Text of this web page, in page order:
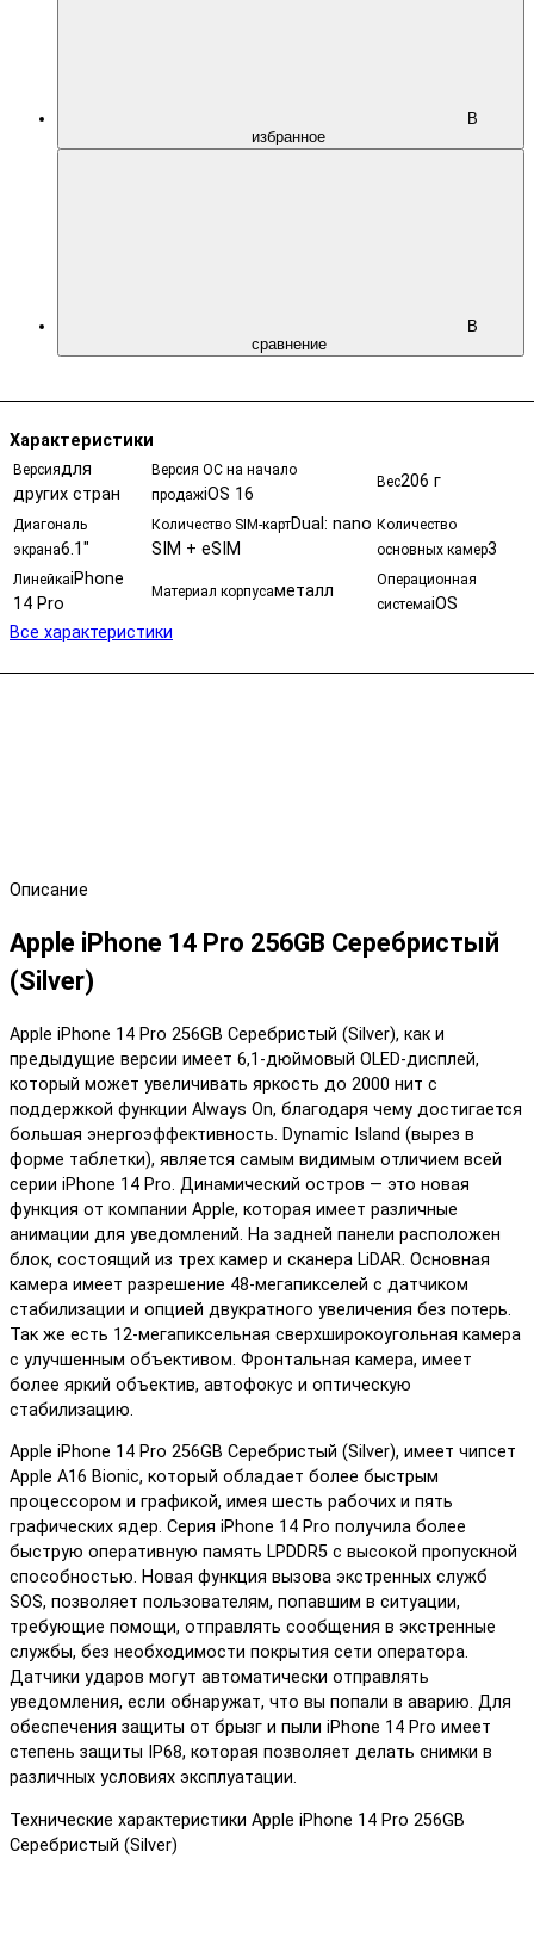
В
избранное
В
сравнение
Характеристики
Версиядля
других стран
Версия ОС на начало
продажiOS 16
Вес206 г
Диагональ
экрана6.1"
Количество SIM-картDual: nano
SIM + eSIM
Количество
основных камер3
ЛинейкаiPhone
14 Pro
Материал корпусаметалл
Операционная
системаiOS
Все характеристики
Описание
Apple iPhone 14 Pro 256GB Серебристый
(Silver)
Apple iPhone 14 Pro 256GB Серебристый (Silver), как и
предыдущие версии имеет 6,1-дюймовый OLED-дисплей,
который может увеличивать яркость до 2000 нит с
поддержкой функции Always On, благодаря чему достигается
большая энергоэффективность. Dynamic Island (вырез в
форме таблетки), является самым видимым отличием всей
серии iPhone 14 Pro. Динамический остров — это новая
функция от компании Apple, которая имеет различные
анимации для уведомлений. На задней панели расположен
блок, состоящий из трех камер и сканера LiDAR. Основная
камера имеет разрешение 48-мегапикселей с датчиком
стабилизации и опцией двукратного увеличения без потерь.
Так же есть 12-мегапиксельная сверхширокоугольная камера
с улучшенным объективом. Фронтальная камера, имеет
более яркий объектив, автофокус и оптическую
стабилизацию.
Apple iPhone 14 Pro 256GB Серебристый (Silver), имеет чипсет
Apple A16 Bionic, который обладает более быстрым
процессором и графикой, имея шесть рабочих и пять
графических ядер. Серия iPhone 14 Pro получила более
быструю оперативную память LPDDR5 с высокой пропускной
способностью. Новая функция вызова экстренных служб
SOS, позволяет пользователям, попавшим в ситуации,
требующие помощи, отправлять сообщения в экстренные
службы, без необходимости покрытия сети оператора.
Датчики ударов могут автоматически отправлять
уведомления, если обнаружат, что вы попали в аварию. Для
обеспечения защиты от брызг и пыли iPhone 14 Pro имеет
степень защиты IP68, которая позволяет делать снимки в
различных условиях эксплуатации.
Технические характеристики Apple iPhone 14 Pro 256GB
Серебристый (Silver)